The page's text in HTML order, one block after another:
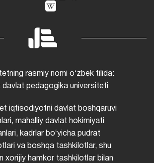
rasmiy nomi oʻzbek tilida:
davlat pedagogika universiteti
iqtisodiyotni davlat boshqaruvi
mahalliy davlat hokimiyati
kadrlar boʻyicha pudrat
va boshqa tashkilotlar, shu
xorijiy hamkor tashkilotlar bilan